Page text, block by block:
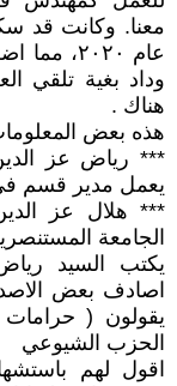
معنا. وكانت قد
عام
وداد بغية تلقي
هناك .
هذه بعض
*** رياض عز
يعمل مدير قسم
*** هلال عز
الجامعة
يكتب السيد
اصادف بعض
يقولون (
الحزب الشيوعي
اقول لهم